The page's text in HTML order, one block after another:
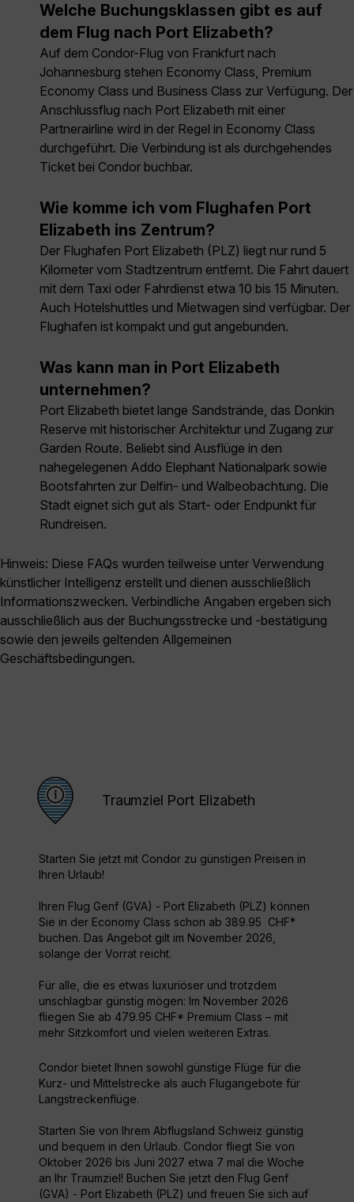
Welche Buchungsklassen gibt es auf
dem Flug nach Port Elizabeth?
Auf dem Condor-Flug von Frankfurt nach
Johannesburg stehen Economy Class, Premium
Economy Class und Business Class zur Verfügung. Der
Anschlussflug nach Port Elizabeth mit einer
Partnerairline wird in der Regel in Economy Class
durchgeführt. Die Verbindung ist als durchgehendes
Ticket bei Condor buchbar.
Wie komme ich vom Flughafen Port
Elizabeth ins Zentrum?
Der Flughafen Port Elizabeth (PLZ) liegt nur rund 5
Kilometer vom Stadtzentrum entfernt. Die Fahrt dauert
mit dem Taxi oder Fahrdienst etwa 10 bis 15 Minuten.
Auch Hotelshuttles und Mietwagen sind verfügbar. Der
Flughafen ist kompakt und gut angebunden.
Was kann man in Port Elizabeth
unternehmen?
Port Elizabeth bietet lange Sandstrände, das Donkin
Reserve mit historischer Architektur und Zugang zur
Garden Route. Beliebt sind Ausflüge in den
nahegelegenen Addo Elephant Nationalpark sowie
Bootsfahrten zur Delfin- und Walbeobachtung. Die
Stadt eignet sich gut als Start- oder Endpunkt für
Rundreisen.
Hinweis: Diese FAQs wurden teilweise unter Verwendung
künstlicher Intelligenz erstellt und dienen ausschließlich
Informationszwecken. Verbindliche Angaben ergeben sich
ausschließlich aus der Buchungsstrecke und -bestätigung
sowie den jeweils geltenden Allgemeinen
Geschäftsbedingungen.
Traumziel Port Elizabeth
Starten Sie jetzt mit Condor zu günstigen Preisen in
Ihren Urlaub!
Ihren Flug Genf (GVA) - Port Elizabeth (PLZ) können
Sie in der Economy Class schon ab 389.95 CHF*
buchen. Das Angebot gilt im November 2026,
solange der Vorrat reicht.
Für alle, die es etwas luxuriöser und trotzdem
unschlagbar günstig mögen: Im November 2026
fliegen Sie ab 479.95 CHF* Premium Class – mit
mehr Sitzkomfort und vielen weiteren Extras.
Condor bietet Ihnen sowohl günstige Flüge für die
Kurz- und Mittelstrecke als auch Flugangebote für
Langstreckenflüge.
Starten Sie von Ihrem Abflugsland Schweiz günstig
und bequem in den Urlaub. Condor fliegt Sie von
Oktober 2026 bis Juni 2027 etwa 7 mal die Woche
an Ihr Traumziel! Buchen Sie jetzt den Flug Genf
(GVA) - Port Elizabeth (PLZ) und freuen Sie sich auf